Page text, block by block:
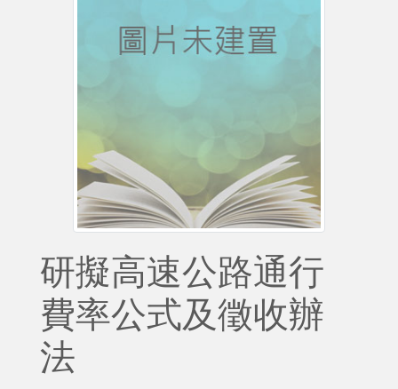
研擬高速公路通行
費率公式及徵收辦
法